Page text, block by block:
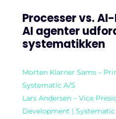
Processer vs.
AI agenter
systematikken
Morten Klarner Sams –
Systematic A/S
Lars Andersen – Vice
Development | Systematic